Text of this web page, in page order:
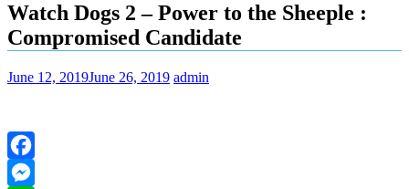
Watch Dogs 2 – Power to the Sheeple :
Compromised Candidate
June 12, 2019June 26, 2019 admin
Facebook